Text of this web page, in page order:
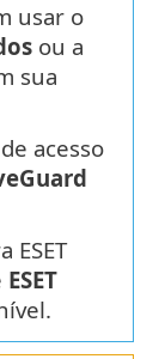
usar o
ou a
sua
acesso
ESET
ESET